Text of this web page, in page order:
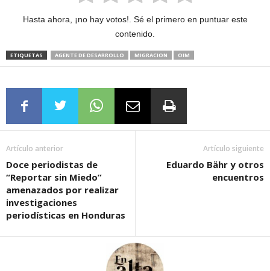
Hasta ahora, ¡no hay votos!. Sé el primero en puntuar este
contenido.
ETIQUETAS AGENTE DE DESARROLLO MIGRACION OIM
Artículo anterior
Doce periodistas de
“Reportar sin Miedo”
amenazados por realizar
investigaciones
periodísticas en Honduras
Artículo siguiente
Eduardo Bähr y otros
encuentros